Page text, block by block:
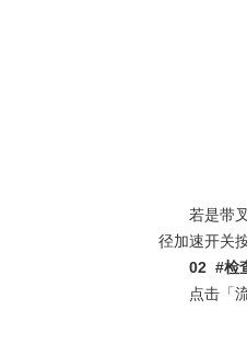
若是带
径加速开关
02 #检
点击「